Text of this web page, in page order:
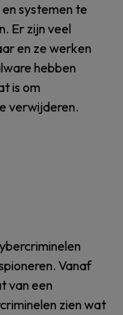
systemen te
Er zijn veel
en ze werken
hebben
is om
verwijderen.
Vanaf
van een
zien wat